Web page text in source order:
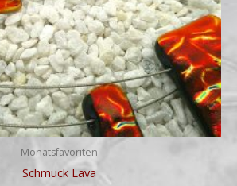
Monatsfavoriten
Schmuck Lava